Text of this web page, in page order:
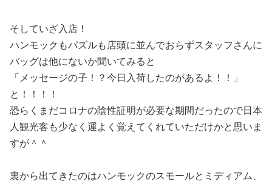
そしていざ入店！
ハンモックもパズルも店頭に並んでおらずスタッフさんに
バッグは他にないか聞いてみると
「メッセージの子！？今日入荷したのがあるよ！！」
と！！！！
恐らくまだコロナの陰性証明が必要な期間だったので日本
人観光客も少なく運よく覚えてくれていただけかと思いま
すが＾＾
裏から出てきたのはハンモックのスモールとミディアム、